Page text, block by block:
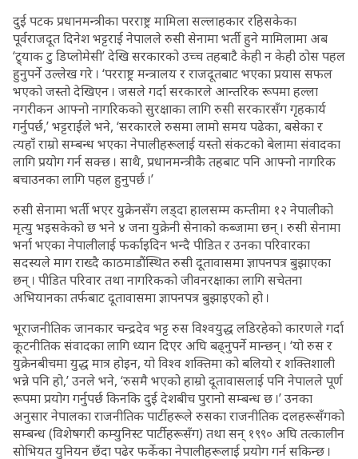
दुई पटक प्रधानमन्त्रीका परराष्ट्र मामिला सल्लाहकार रहिसकेका
पूर्वराजदूत दिनेश भट्टराई नेपालले रुसी सेनामा भर्ती हुने मामिलामा अब
‘ट्र्याक टु डिप्लोमेसी’ देखि सरकारको उच्च तहबाटै केही न केही ठोस पहल
हुनुपर्ने उल्लेख गरे । ‘परराष्ट्र मन्त्रालय र राजदूतबाट भएका प्रयास सफल
भएको जस्तो देखिएन । जसले गर्दा सरकारले आन्तरिक रूपमा हल्ला
नगरीकन आफ्नो नागरिकको सुरक्षाका लागि रुसी सरकारसँग गृहकार्य
गर्नुपर्छ,’ भट्टराईले भने, ‘सरकारले रुसमा लामो समय पढेका, बसेका र
त्यहाँ राम्रो सम्बन्ध भएका नेपालीहरूलाई यस्तो संकटको बेलामा संवादका
लागि प्रयोग गर्न सक्छ । साथै, प्रधानमन्त्रीकै तहबाट पनि आफ्नो नागरिक
बचाउनका लागि पहल हुनुपर्छ ।’
रुसी सेनामा भर्ती भएर युक्रेनसँग लड्दा हालसम्म कम्तीमा १२ नेपालीको
मृत्यु भइसकेको छ भने ४ जना युक्रेनी सेनाको कब्जामा छन् । रुसी सेनामा
भर्ना भएका नेपालीलाई फर्काइदिन भन्दै पीडित र उनका परिवारका
सदस्यले माग राख्दै काठमाडौंस्थित रुसी दूतावासमा ज्ञापनपत्र बुझाएका
छन् । पीडित परिवार तथा नागरिकको जीवनरक्षाका लागि सचेतना
अभियानका तर्फबाट दूतावासमा ज्ञापनपत्र बुझाइएको हो ।
भूराजनीतिक जानकार चन्द्रदेव भट्ट रुस विश्वयुद्ध लडिरहेको कारणले गर्दा
कूटनीतिक संवादका लागि ध्यान दिएर अघि बढ्नुपर्ने मान्छन् । ‘यो रुस र
युक्रेनबीचमा युद्ध मात्र होइन, यो विश्व शक्तिमा को बलियो र शक्तिशाली
भन्ने पनि हो,’ उनले भने, ‘रुसमै भएको हाम्रो दूतावासलाई पनि नेपालले पूर्ण
रूपमा प्रयोग गर्नुपर्छ किनकि दुई देशबीच पुरानो सम्बन्ध छ ।’ उनका
अनुसार नेपालका राजनीतिक पार्टीहरूले रुसका राजनीतिक दलहरूसँगको
सम्बन्ध (विशेषगरी कम्युनिस्ट पार्टीहरूसँग) तथा सन् १९९० अघि तत्कालीन
सोभियत युनियन छँदा पढेर फर्केका नेपालीहरूलाई प्रयोग गर्न सकिन्छ ।